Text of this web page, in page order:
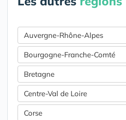
Auvergne-Rhône-Alpes
Bourgogne-Franche-Comté
Bretagne
Centre-Val de Loire
Corse